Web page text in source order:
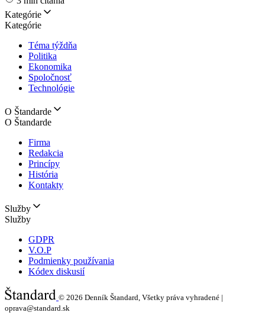
Kategórie
Kategórie
Téma týždňa
Politika
Ekonomika
Spoločnosť
Technológie
O Štandarde
O Štandarde
Firma
Redakcia
Princípy
História
Kontakty
Služby
Služby
GDPR
V.O.P
Podmienky používania
Kódex diskusií
© 2026 Denník Štandard, Všetky práva vyhradené |
oprava@standard.sk